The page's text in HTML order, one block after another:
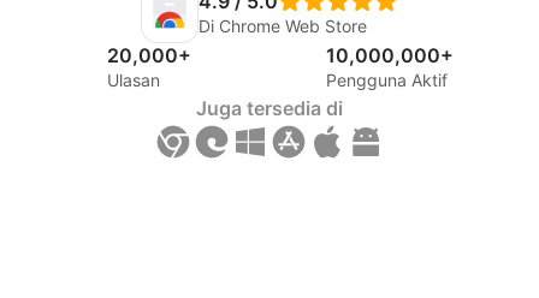
Di Chrome Web Store
20,000+
Ulasan
10,000,000+
Pengguna Aktif
Juga tersedia di